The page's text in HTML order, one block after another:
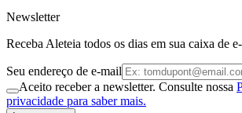
Newsletter
Receba Aleteia todos os dias em sua caixa de
Seu endereço de e-mail
Aceito receber a newsletter. Consulte nossa
privacidade para saber mais.